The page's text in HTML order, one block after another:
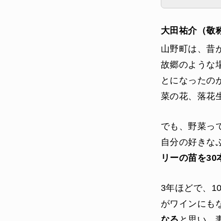
大田祐介（敬
山野町は、昔
故郷のような
とになったの
菜の花、落花
でも、野菜っ
自分の好きな
リーの苗を30
3年ほどで、
がワインにも